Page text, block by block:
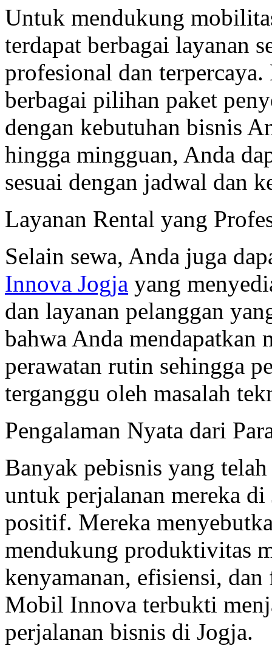
Untuk mendukung
terdapat berbagai layanan
profesional dan
berbagai pilihan paket
dengan kebutuhan bisnis
hingga mingguan, Anda
sesuai dengan jadwal dan
Layanan Rental yang
Selain sewa, Anda juga
Innova Jogja yang
dan layanan pelanggan
bahwa Anda mendapatkan
perawatan rutin sehingga
terganggu oleh masalah
Pengalaman Nyata dari
Banyak pebisnis yang
untuk perjalanan mereka
positif. Mereka
mendukung produktivitas
kenyamanan, efisiensi,
Mobil Innova terbukti
perjalanan bisnis di Jogja.